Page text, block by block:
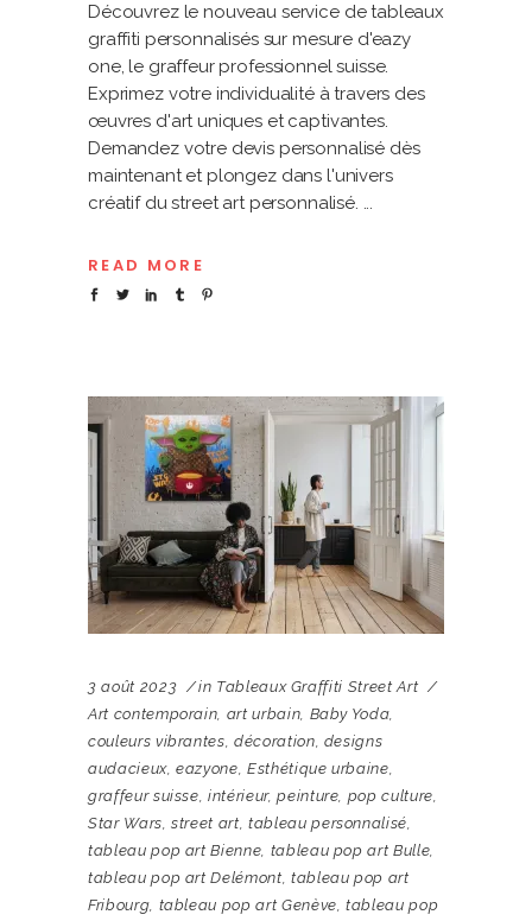
Découvrez le nouveau service de tableaux
graffiti personnalisés sur mesure d'eazy
one, le graffeur professionnel suisse.
Exprimez votre individualité à travers des
œuvres d'art uniques et captivantes.
Demandez votre devis personnalisé dès
maintenant et plongez dans l'univers
créatif du street art personnalisé.
READ MORE
3 août 2023 in Tableaux Graffiti Street Art
Art contemporain art urbain Baby Yoda
couleurs vibrantes ,décoration designs
audacieux,eazyone ,Esthétique urbaine
graffeur suisse ,intérieur,peinture pop culture
Star Wars ,street art tableau personnalisé
tableau pop art Bienne tableau pop art Bulle
tableau pop art Delémont tableau pop art
Fribourg tableau pop art Genève ,tableau pop